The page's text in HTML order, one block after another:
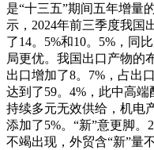
是“十三五”期间五年增量
示，2024年前三季度我国
了14。5%和10。5%，同
局更优。我国出口产物的
出口增加了8。7%，占出
达到了59。4%，此中高
持续多元无效供给，机电
添加了5%。“新”意更脚
不竭出现，外贸含“新”量